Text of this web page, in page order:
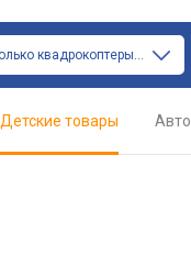
только квадрокоптеры (дроны)
Детские товары Авто